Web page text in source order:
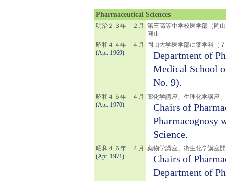
Pharmaceutical Sciences
明治２３年 ２月
第三高等中学校医学部（岡
廃止
昭和４４年 ４月
(Apr. 1969)
岡山大学医学部に薬学科（
Department of
Medical School
No. 9).
昭和４５年 ４月
(Apr. 1970)
薬化学講座、生理化学講座
Chairs of
Pharmacognosy
Science.
昭和４６年 ４月
(Apr. 1971)
薬物学講座、衛生化学講座
Chairs of
Department of